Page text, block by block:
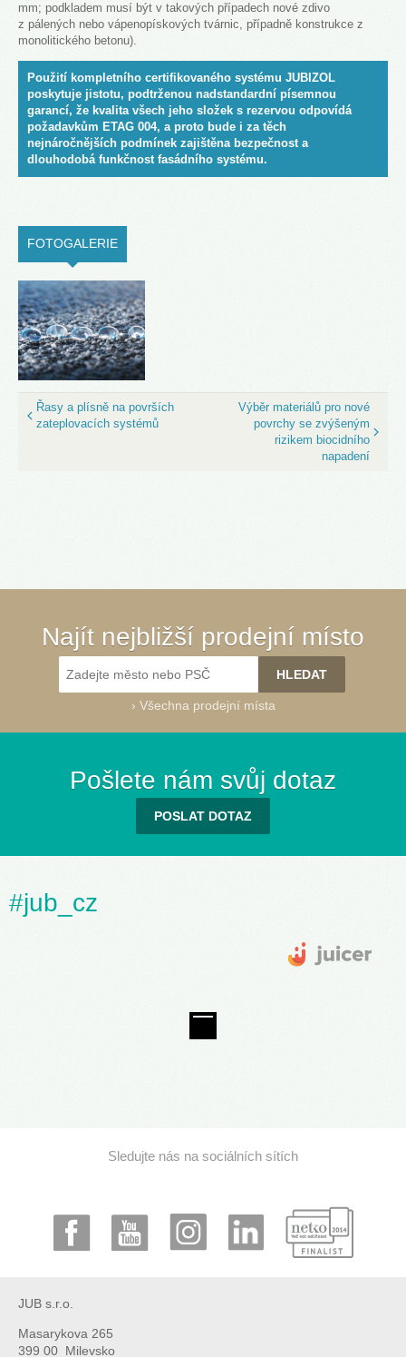
mm; podkladem musí být v takových případech nové zdivo
z pálených nebo vápenopískových tvárnic, případně konstrukce z
monolitického betonu).
Použití kompletního certifikovaného systému JUBIZOL
poskytuje jistotu, podtrženou nadstandardní písemnou
garancí, že kvalita všech jeho složek s rezervou odpovídá
požadavkům ETAG 004, a proto bude i za těch
nejnáročnějších podmínek zajištěna bezpečnost a
dlouhodobá funkčnost fasádního systému.
FOTOGALERIE
Řasy a plísně na površích
zateplovacích systémů
Výběr materiálů pro nové
povrchy se zvýšeným
rizikem biocidního
napadení
Najít nejbližší prodejní místo
› Všechna prodejní místa
Pošlete nám svůj dotaz
POSLAT DOTAZ
#jub_cz
Sledujte nás na sociálních sítích
JUB s.r.o.
Masarykova 265
399 00 Milevsko